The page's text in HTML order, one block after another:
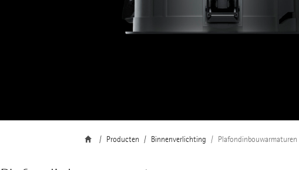
Producten Binnenverlichting Plafondinbouwarmaturen